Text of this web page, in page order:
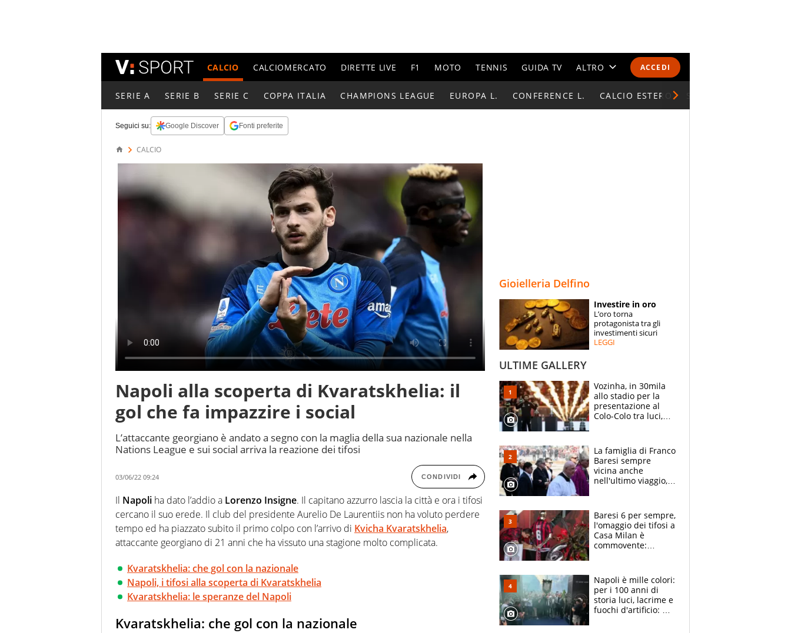
ACCEDI
CALCIO CALCIOMERCATO DIRETTE LIVE F1 MOTO TENNIS GUIDA TV ALTRO
CALENDARI E CLASSIFICHE
ESPERTI
CONTATTI
SERIE A SERIE B SERIE C COPPA ITALIA CHAMPIONS LEAGUE EUROPA L. CONFERENCE L. CALCIO ESTERO
Seguici su: Google Discover Fonti preferite
CALCIO
Napoli alla scoperta di Kvaratskhelia: il
gol che fa impazzire i social
L’attaccante georgiano è andato a segno con la maglia della sua nazionale nella
Nations League e sui social arriva la reazione dei tifosi
03/06/22 09:24 CONDIVIDI
Il Napoli ha dato l’addio a Lorenzo Insigne. Il capitano azzurro lascia la città e ora i tifosi
cercano il suo erede. Il club del presidente Aurelio De Laurentiis non ha voluto perdere
tempo ed ha piazzato subito il primo colpo con l’arrivo di Kvicha Kvaratskhelia,
attaccante georgiano di 21 anni che ha vissuto una stagione molto complicata.
Kvaratskhelia: che gol con la nazionale
Napoli, i tifosi alla scoperta di Kvaratskhelia
Kvaratskhelia: le speranze del Napoli
Kvaratskhelia: che gol con la nazionale
Gioielleria Delfino
Investire in oro
L’oro torna
protagonista tra gli
investimenti sicuri
LEGGI
ULTIME GALLERY
Vozinha, in 30mila
allo stadio per la
presentazione al
Colo-Colo tra luci,
La famiglia di Franco
Baresi sempre
vicina anche
nell'ultimo viaggio,
circondati
dall'affetto dei tifosi
Baresi 6 per sempre,
l'omaggio dei tifosi a
Casa Milan è
commovente:
bigliettini
Napoli è mille colori:
per i 100 anni di
storia luci, lacrime e
fuochi d'artificio: De